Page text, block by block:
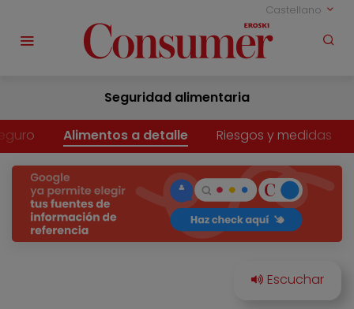
Castellano
Seguridad alimentaria
Alimentos a detalle Riesgos y medidas